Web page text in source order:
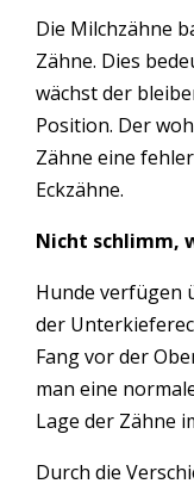
Die Milchzähne
Zähne. Dies
wächst der
Position. Der
Zähne eine
Eckzähne.
Nicht schlimm,
Hunde verfügen
der
Fang vor der
man eine
Lage der Zähne
Durch die